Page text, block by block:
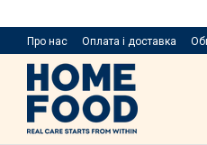
Про нас Оплата і доставка